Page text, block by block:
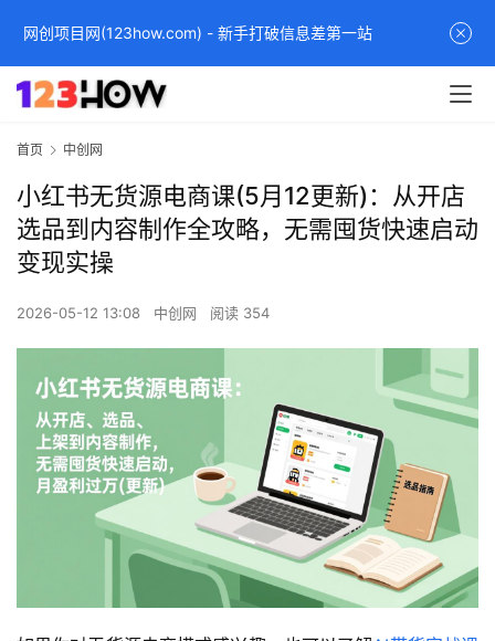
首页 中创网
小红书无货源电商课(5月12更新)：从开店
选品到内容制作全攻略，无需囤货快速启动
变现实操
2026-05-12 13:08 中创网 阅读 354
网创项目网(123how.com) - 新手打破信息差第一站